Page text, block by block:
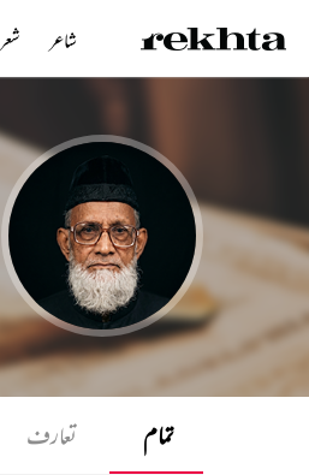
تمام تعارف
شاعر شعر